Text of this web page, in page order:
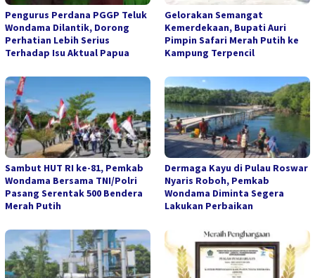
Pengurus Perdana PGGP Teluk
Wondama Dilantik, Dorong
Perhatian Lebih Serius
Terhadap Isu Aktual Papua
Gelorakan Semangat
Kemerdekaan, Bupati Auri
Pimpin Safari Merah Putih ke
Kampung Terpencil
Sambut HUT RI ke-81, Pemkab
Wondama Bersama TNI/Polri
Pasang Serentak 500 Bendera
Merah Putih
Dermaga Kayu di Pulau Roswar
Nyaris Roboh, Pemkab
Wondama Diminta Segera
Lakukan Perbaikan